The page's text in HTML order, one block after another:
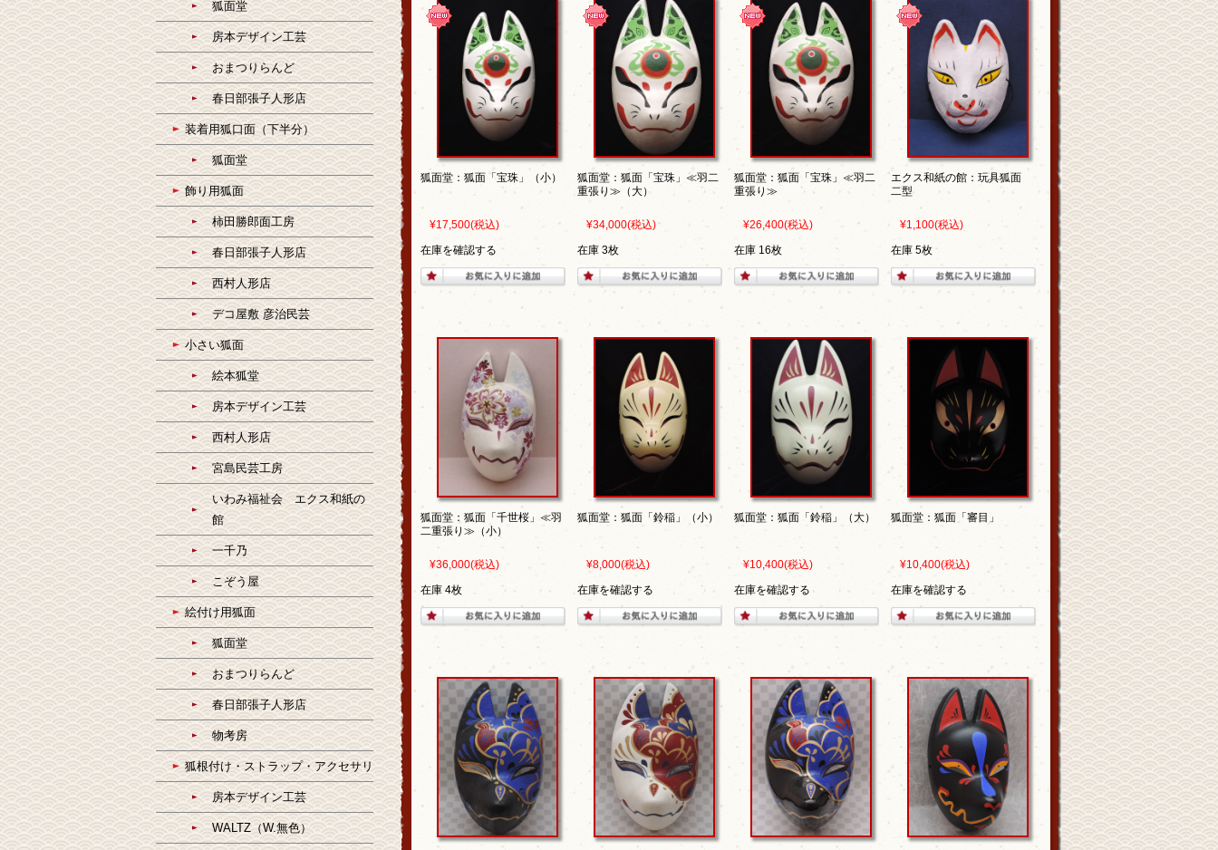
狐面堂：狐面「宝珠」（小）
¥17,500(税込)
在庫を確認する
狐面堂：狐面「宝珠」≪羽二
重張り≫（大）
¥34,000(税込)
在庫 3枚
狐面堂：狐面「宝珠」≪羽二
重張り≫
¥26,400(税込)
在庫 16枚
エクス和紙の館：玩具狐面
二型
¥1,100(税込)
在庫 5枚
狐面堂：狐面「千世桜」≪羽
二重張り≫（小）
¥36,000(税込)
在庫 4枚
狐面堂：狐面「鈴稲」（小）
¥8,000(税込)
在庫を確認する
狐面堂：狐面「鈴稲」（大）
¥10,400(税込)
在庫を確認する
狐面堂：狐面「審目」
¥10,400(税込)
在庫を確認する
狐面堂
房本デザイン工芸
おまつりらんど
春日部張子人形店
装着用狐口面（下半分）
狐面堂
飾り用狐面
柿田勝郎面工房
春日部張子人形店
西村人形店
デコ屋敷 彦治民芸
小さい狐面
絵本狐堂
房本デザイン工芸
西村人形店
宮島民芸工房
いわみ福祉会 エクス和紙の
館
一千乃
こぞう屋
絵付け用狐面
狐面堂
おまつりらんど
春日部張子人形店
物考房
狐根付け・ストラップ・アクセサリ
房本デザイン工芸
WALTZ（W.無色）